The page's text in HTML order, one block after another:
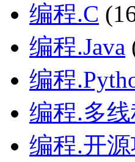
编程.C
编程.Java
编程
编程.多线
编程.开源